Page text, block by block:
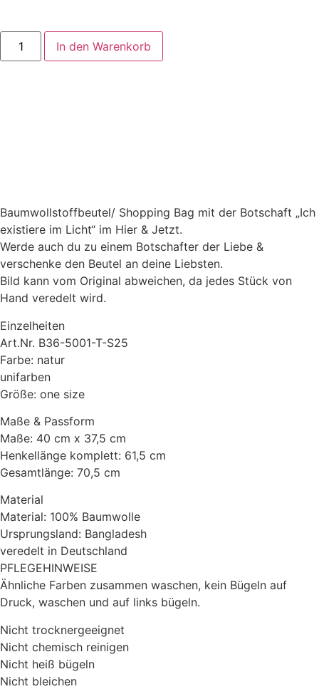
In den Warenkorb
Baumwollstoffbeutel/ Shopping Bag mit der Botschaft „Ich
existiere im Licht“ im Hier & Jetzt.
Werde auch du zu einem Botschafter der Liebe &
verschenke den Beutel an deine Liebsten.
Bild kann vom Original abweichen, da jedes Stück von
Hand veredelt wird.
Einzelheiten
Art.Nr. B36-5001-T-S25
Farbe: natur
unifarben
Größe: one size
Maße & Passform
Maße: 40 cm x 37,5 cm
Henkellänge komplett: 61,5 cm
Gesamtlänge: 70,5 cm
Material
Material: 100% Baumwolle
Ursprungsland: Bangladesh
veredelt in Deutschland
PFLEGEHINWEISE
Ähnliche Farben zusammen waschen, kein Bügeln auf
Druck, waschen und auf links bügeln.
Nicht trocknergeeignet
Nicht chemisch reinigen
Nicht heiß bügeln
Nicht bleichen